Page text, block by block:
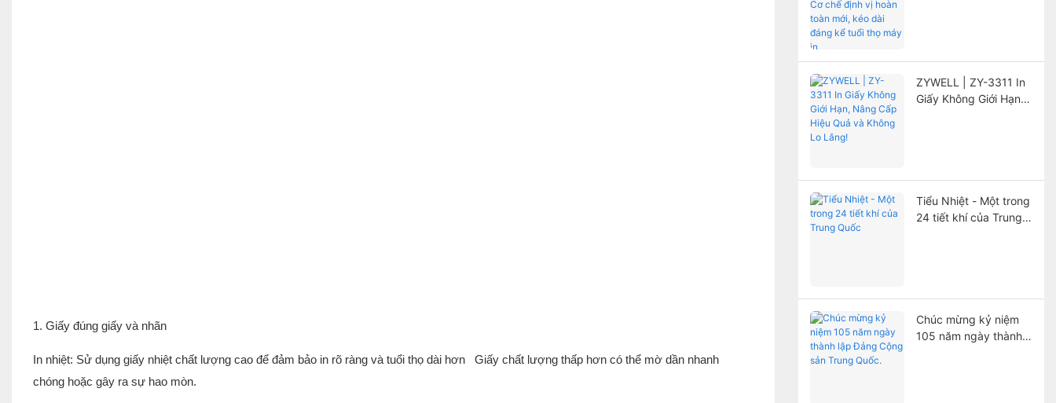
1. Giấy đúng giấy và nhãn
In nhiệt: Sử dụng giấy nhiệt chất lượng cao để đảm bảo in rõ ràng và tuổi thọ dài hơn Giấy chất lượng thấp hơn có thể mờ dần nhanh
chóng hoặc gây ra sự hao mòn.
ZYWELL | ZY-3311 In
Giấy Không Giới Hạn,
Tiểu Nhiệt - Một trong
24 tiết khí của Trung
Chúc mừng kỷ niệm
105 năm ngày thành